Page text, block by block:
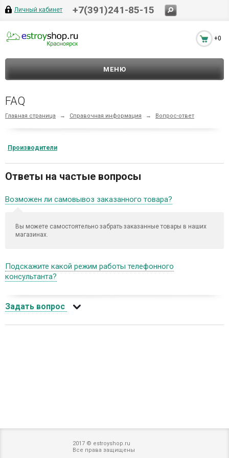
Личный кабинет +7(391)241-85-15
+0
МЕНЮ
FAQ
Главная страница → Справочная информация → Вопрос-ответ
Производители
Ответы на частые вопросы
Возможен ли самовывоз заказанного товара?
Вы можете самостоятельно забрать заказанные товары в наших
магазинах.
Подскажите какой режим работы телефонного
консультанта?
Задать вопрос
2017 © estroyshop.ru
Все права защищены